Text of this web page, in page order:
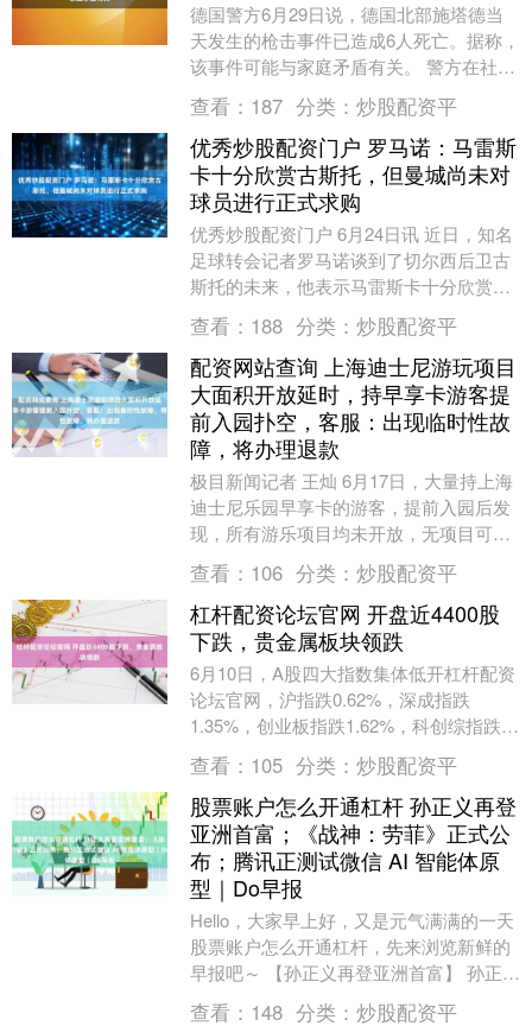
德国警方6月29日说，德国北部施塔德当
天发生的枪击事件已造成6人死亡。据称，
该事件可能与家庭矛盾有关。 警方在社交
媒体上说，有5人在枪击现场死亡，另有1
人送医后....
查看： 187 分类： 炒股配资平
优秀炒股配资门户 罗马诺：马雷斯
卡十分欣赏古斯托，但曼城尚未对
球员进行正式求购
优秀炒股配资门户 6月24日讯 近日，知名
足球转会记者罗马诺谈到了切尔西后卫古
斯托的未来，他表示马雷斯卡十分欣赏这
名球员，但曼城尚未正式求购。 罗马诺说
道：“我....
查看： 188 分类： 炒股配资平
配资网站查询 上海迪士尼游玩项目
大面积开放延时，持早享卡游客提
前入园扑空，客服：出现临时性故
障，将办理退款
极目新闻记者 王灿 6月17日，大量持上海
迪士尼乐园早享卡的游客，提前入园后发
现，所有游乐项目均未开放，无项目可
玩，游客纷纷要求退票。当天，客服人员
回应极目新闻....
查看： 106 分类： 炒股配资平
杠杆配资论坛官网 开盘近4400股
下跌，贵金属板块领跌
6月10日，A股四大指数集体低开杠杆配资
论坛官网，沪指跌0.62%，深成指跌
1.35%，创业板指跌1.62%，科创综指跌
0.55%。 盘面上，贵金属板块领跌，C....
查看： 105 分类： 炒股配资平
股票账户怎么开通杠杆 孙正义再登
亚洲首富；《战神：劳菲》正式公
布；腾讯正测试微信 AI 智能体原
型｜Do早报
Hello，大家早上好，又是元气满满的一天
股票账户怎么开通杠杆，先来浏览新鲜的
早报吧～ 【孙正义再登亚洲首富】 孙正义
身家突破千亿美元，软银因 AI 布局市值
查看： 148 分类： 炒股配资平